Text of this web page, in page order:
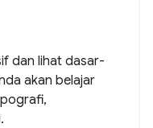
dan lihat dasar-
akan belajar